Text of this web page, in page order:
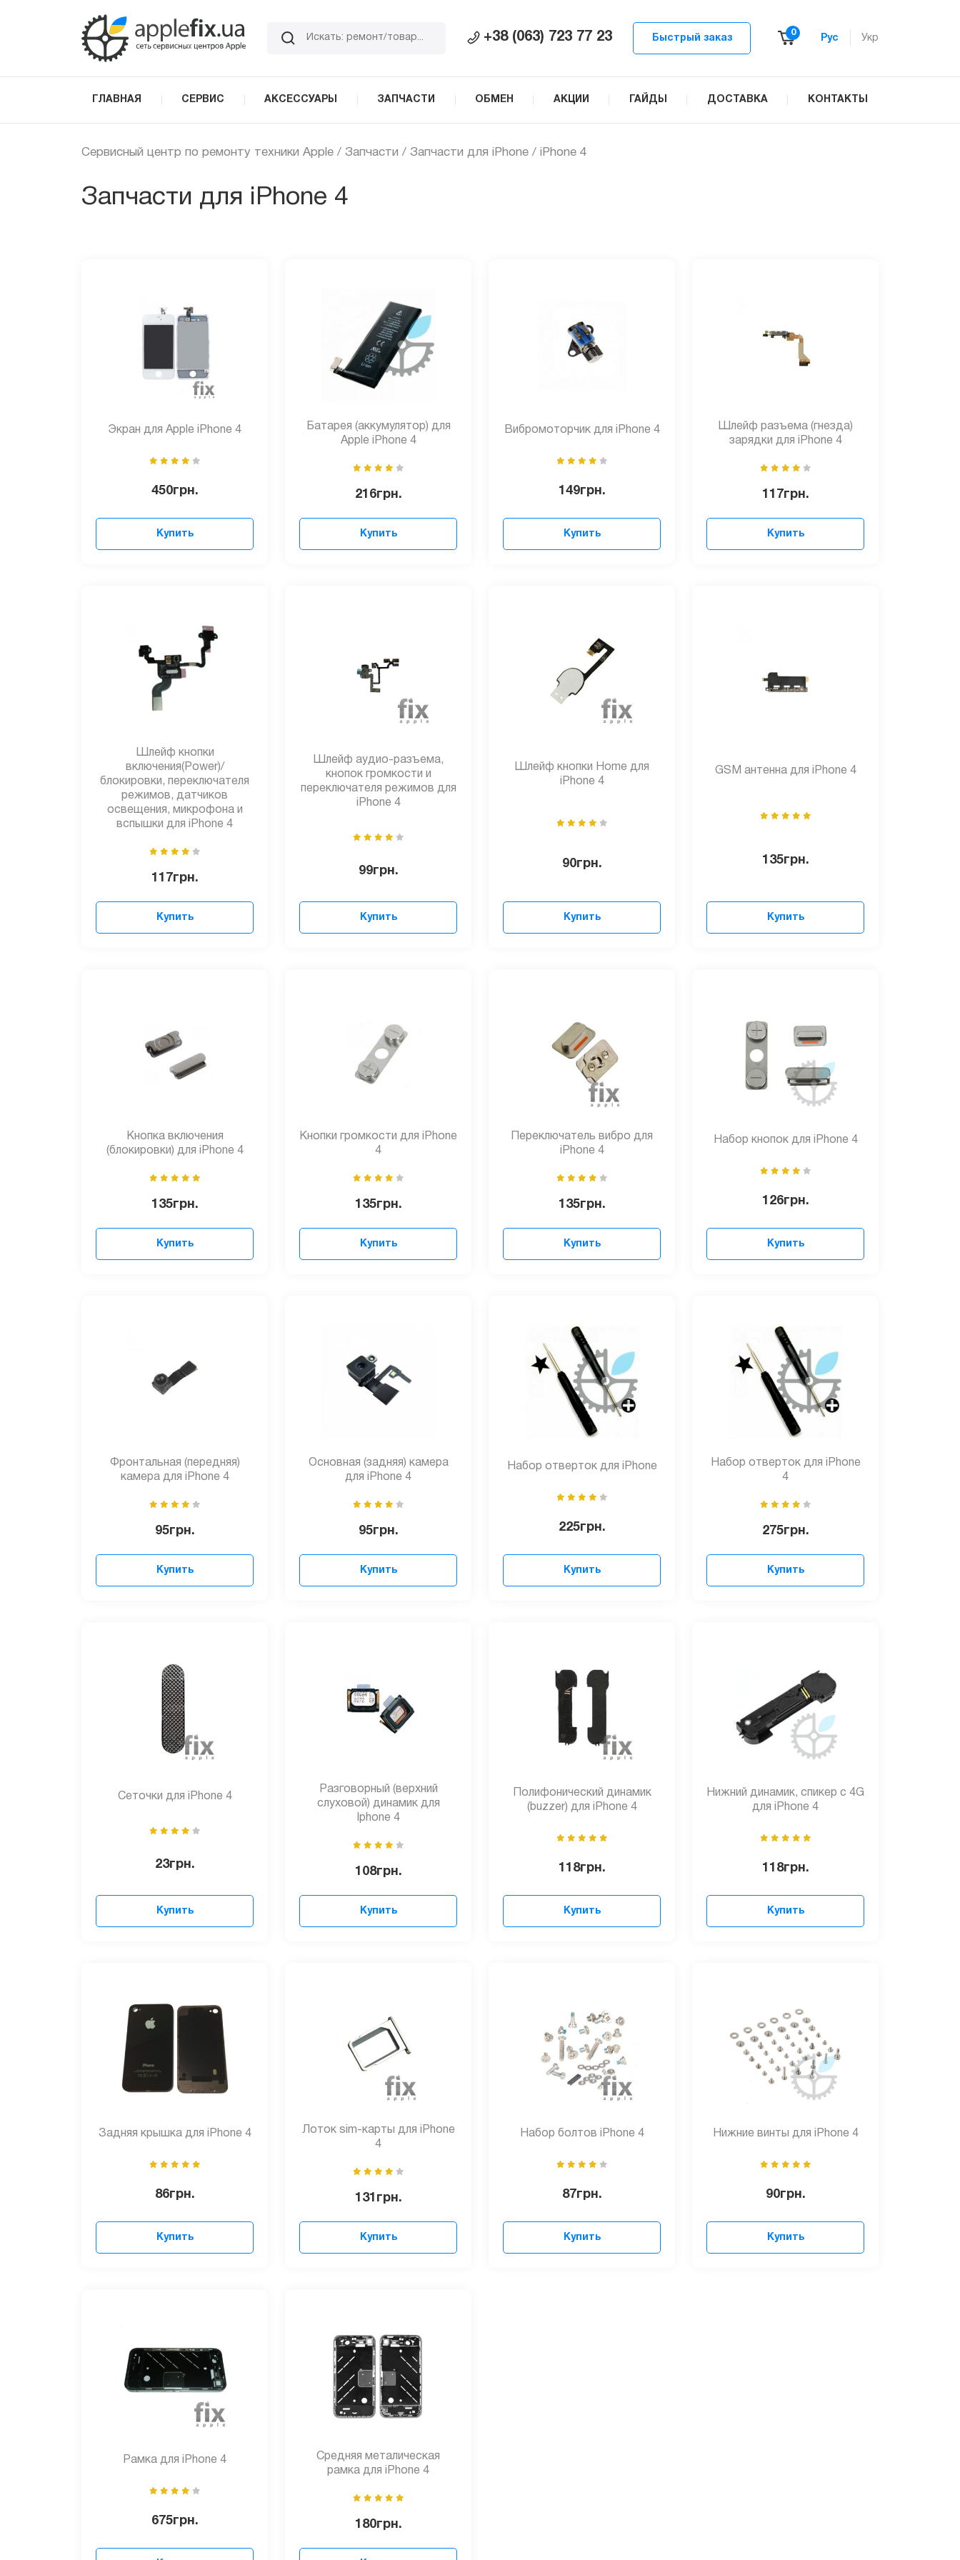
+38 (063) 723 77 23 Быстрый заказ
0
Рус Укр
ГЛАВНАЯ СЕРВИС АКСЕССУАРЫ ЗАПЧАСТИ ОБМЕН АКЦИИ ГАЙДЫ ДОСТАВКА КОНТАКТЫ
Сервисный центр по ремонту техники Apple / Запчасти / Запчасти для iPhone / iPhone 4
Запчасти для iPhone 4
Экран для Apple iPhone 4
450грн.
Купить
Батарея (аккумулятор) для
Apple iPhone 4
216грн.
Купить
Вибромоторчик для iPhone 4
149грн.
Купить
Шлейф разъема (гнезда)
зарядки для iPhone 4
117грн.
Купить
Шлейф кнопки
включения(Power)/
блокировки, переключателя
режимов, датчиков
освещения, микрофона и
вспышки для iPhone 4
117грн.
Купить
Шлейф аудио-разъема,
кнопок громкости и
переключателя режимов для
iPhone 4
99грн.
Купить
Шлейф кнопки Home для
iPhone 4
90грн.
Купить
GSM антенна для iPhone 4
135грн.
Купить
Кнопка включения
(блокировки) для iPhone 4
135грн.
Купить
Кнопки громкости для iPhone
4
135грн.
Купить
Переключатель вибро для
iPhone 4
135грн.
Купить
Набор кнопок для iPhone 4
126грн.
Купить
Фронтальная (передняя)
камера для iPhone 4
95грн.
Купить
Основная (задняя) камера
для iPhone 4
95грн.
Купить
Набор отверток для iPhone
225грн.
Купить
Набор отверток для iPhone
4
275грн.
Купить
Сеточки для iPhone 4
23грн.
Купить
Разговорный (верхний
слуховой) динамик для
Iphone 4
108грн.
Купить
Полифонический динамик
(buzzer) для iPhone 4
118грн.
Купить
Нижний динамик, спикер c 4G
для iPhone 4
118грн.
Купить
Задняя крышка для iPhone 4
86грн.
Купить
Лоток sim-карты для iPhone
4
131 грн.
Купить
Набор болтов iPhone 4
87грн.
Купить
Нижние винты для iPhone 4
90грн.
Купить
Рамка для iPhone 4
675грн.
Средняя металическая
рамка для iPhone 4
180грн.